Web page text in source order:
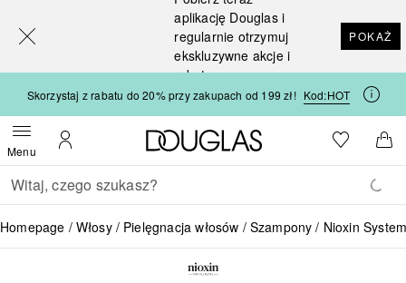
aplikację Douglas i
regularnie otrzymuj
ekskluzywne akcje i
rabaty
POKAŻ
Skorzystaj z rabatu do 20% przy zakupach od 199 zł! Kod:HOT
MenuOtwórz menuMoje konto
Strona główna Douglas
Do listyDo
Wracać
Wykonaj wyszukiwanie
Homepage Włosy Pielęgnacja włosów Szampony Nioxin
[navigation.slideout.screenreader]